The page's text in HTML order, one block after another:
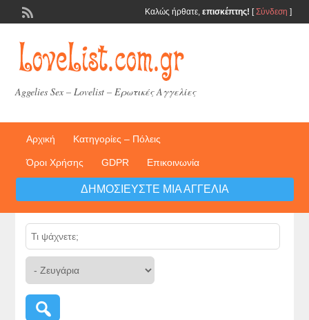
Καλώς ήρθατε, επισκέπτης! [Σύνδεση ]
Aggelies Sex – Lovelist – Ερωτικές Αγγελίες
Αρχική Κατηγορίες – Πόλεις
Όροι Χρήσης GDPR Επικοινωνία
ΔΗΜΟΣΙΕΎΣΤΕ ΜΙΑ ΑΓΓΕΛΊΑ